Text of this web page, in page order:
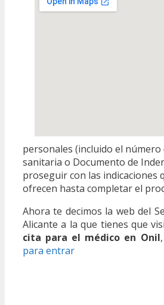
personales (incluido el
sanitaria o Documento de
proseguir con las indicaciones
ofrecen hasta completar el
Ahora te decimos la web del
Alicante a la que tienes que
cita para el médico en Onil
para entrar